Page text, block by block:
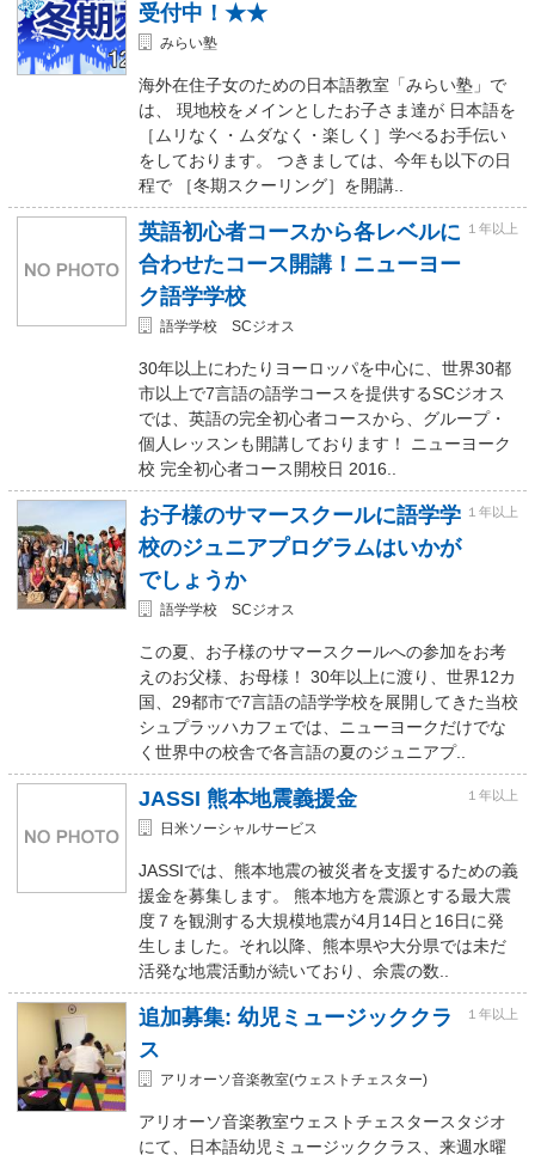
受付中！★★
みらい塾
海外在住子女のための日本語教室「みらい塾」で
は、 現地校をメインとしたお子さま達が 日本語を
［ムリなく・ムダなく・楽しく］学べるお手伝い
をしております。 つきましては、今年も以下の日
程で ［冬期スクーリング］を開講..
英語初心者コースから各レベルに
合わせたコース開講！ニューヨー
ク語学学校
１年以上
語学学校 SCジオス
30年以上にわたりヨーロッパを中心に、世界30都
市以上で7言語の語学コースを提供するSCジオス
では、英語の完全初心者コースから、グループ・
個人レッスンも開講しております！ ニューヨーク
校 完全初心者コース開校日 2016..
お子様のサマースクールに語学学
校のジュニアプログラムはいかが
でしょうか
１年以上
語学学校 SCジオス
この夏、お子様のサマースクールへの参加をお考
えのお父様、お母様！ 30年以上に渡り、世界12カ
国、29都市で7言語の語学学校を展開してきた当校
シュプラッハカフェでは、ニューヨークだけでな
く世界中の校舎で各言語の夏のジュニアプ..
JASSI 熊本地震義援金 １年以上
日米ソーシャルサービス
JASSIでは、熊本地震の被災者を支援するための義
援金を募集します。 熊本地方を震源とする最大震
度７を観測する大規模地震が4月14日と16日に発
生しました。それ以降、熊本県や大分県では未だ
活発な地震活動が続いており、余震の数..
追加募集: 幼児ミュージッククラ
ス
１年以上
アリオーソ音楽教室(ウェストチェスター)
アリオーソ音楽教室ウェストチェスタースタジオ
にて、日本語幼児ミュージッククラス、来週水曜